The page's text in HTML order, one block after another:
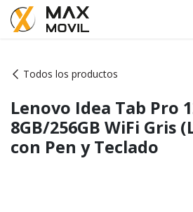
Ir al contenido
Todos los productos
Lenovo Idea Tab Pro
8GB/256GB WiFi Gris
con Pen y Teclado